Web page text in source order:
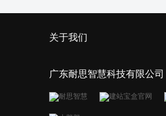
关于我们
广东耐思智慧科技有限公司